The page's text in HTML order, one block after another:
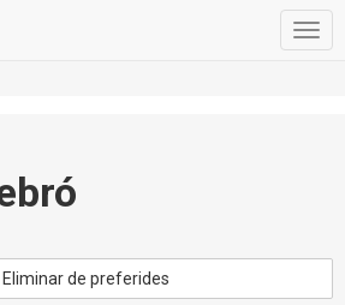
Eliminar de preferides